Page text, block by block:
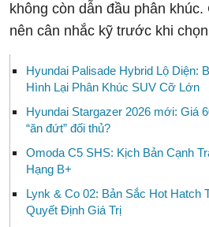
không còn dẫn đầu phân
nên cân nhắc kỹ trước khi
Hyundai Palisade Hybrid Lộ
Hình Lại Phân Khúc SUV Cỡ Lớn
Hyundai Stargazer 2026 mới: Giá
“ăn đứt” đối thủ?
Omoda C5 SHS: Kịch Bản Cạnh
Hạng B+
Lynk & Co 02: Bản Sắc Hot Hatch
Quyết Định Giá Trị